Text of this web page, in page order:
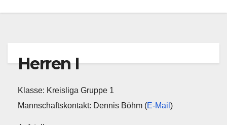
Herren I
Klasse: Kreisliga Gruppe 1
Mannschaftskontakt: Dennis Böhm (E-Mail )